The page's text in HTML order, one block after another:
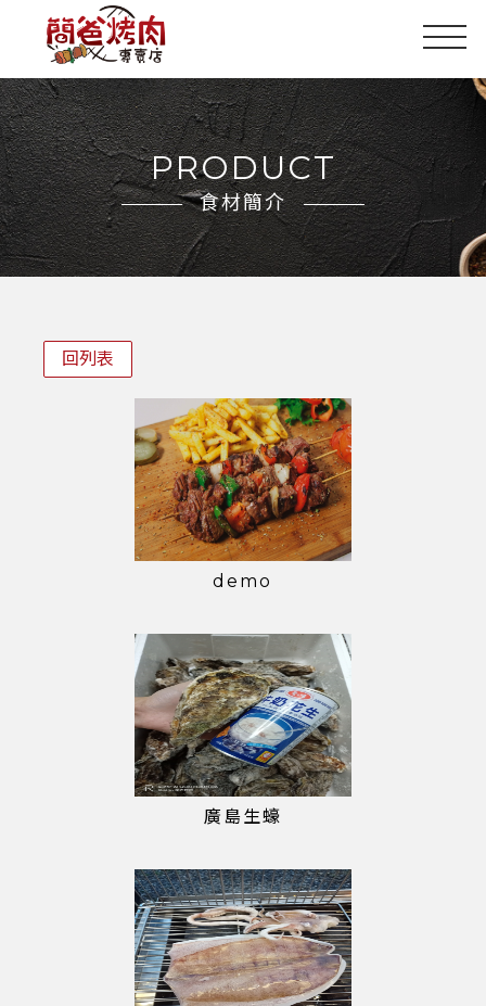
PRODUCT
食材簡介
demo
廣島生蠔